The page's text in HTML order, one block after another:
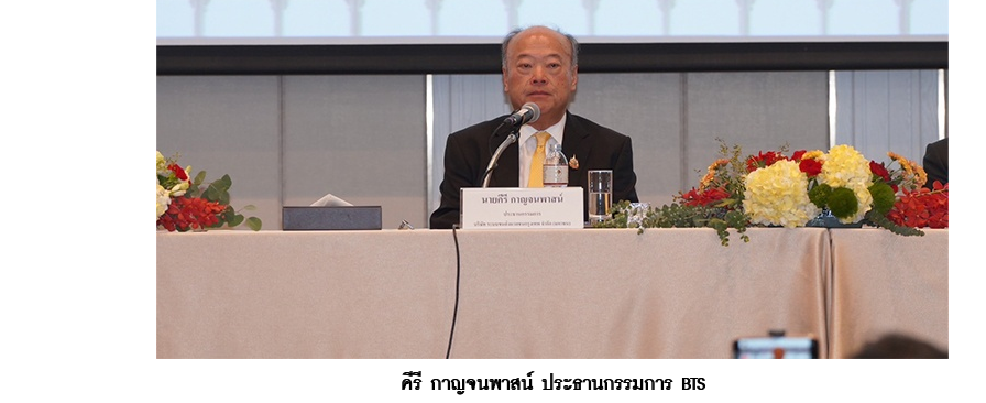
คีรี กาญจนพาสน์ ประธานกรรมการ BTS